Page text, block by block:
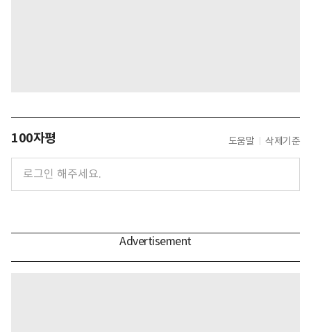
100자평 도움말 삭제기준